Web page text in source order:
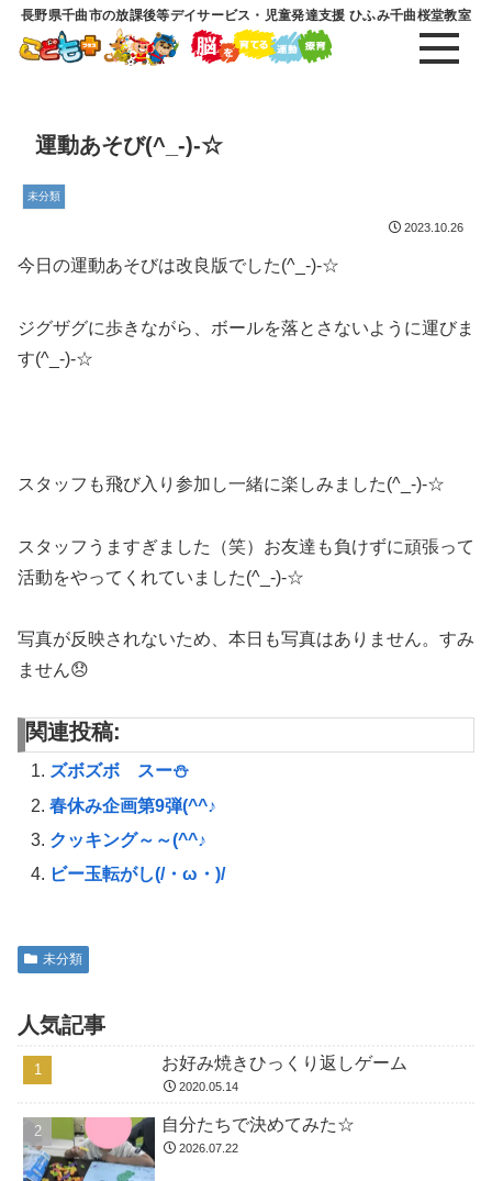
長野県千曲市の放課後等デイサービス・児童発達支援 ひふみ千曲桜堂教室
運動あそび(^_-)-☆
未分類
2023.10.26
今日の運動あそびは改良版でした(^_-)-☆
ジグザグに歩きながら、ボールを落とさないように運びま
す(^_-)-☆
スタッフも飛び入り参加し一緒に楽しみました(^_-)-☆
スタッフうますぎました（笑）お友達も負けずに頑張って
活動をやってくれていました(^_-)-☆
写真が反映されないため、本日も写真はありません。すみ
ません😞
関連投稿:
ズボズボ スー⛄
春休み企画第9弾(^^♪
クッキング～～(^^♪
ビー玉転がし(/・ω・)/
未分類
人気記事
お好み焼きひっくり返しゲーム
2020.05.14
自分たちで決めてみた☆
2026.07.22